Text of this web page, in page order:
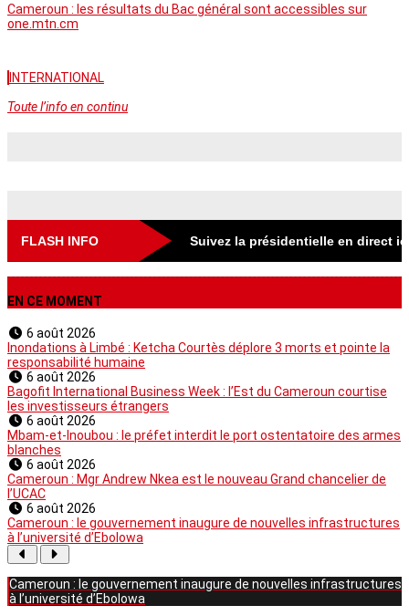
Cameroun : les résultats du Bac général sont accessibles sur
one.mtn.cm
INTERNATIONAL
Toute l’info en continu
FLASH INFO Suivez la présidentielle en direct
EN CE MOMENT
6 août 2026
Inondations à Limbé : Ketcha Courtès déplore 3 morts et pointe la
responsabilité humaine
6 août 2026
Bagofit International Business Week : l’Est du Cameroun courtise
les investisseurs étrangers
6 août 2026
Mbam-et-Inoubou : le préfet interdit le port ostentatoire des armes
blanches
6 août 2026
Cameroun : Mgr Andrew Nkea est le nouveau Grand chancelier de
l’UCAC
6 août 2026
Cameroun : le gouvernement inaugure de nouvelles infrastructures
à l’université d’Ebolowa
Cameroun : le gouvernement inaugure de nouvelles infrastructures
à l’université d’Ebolowa